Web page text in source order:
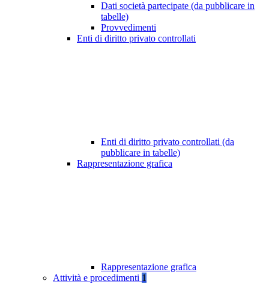
Dati società partecipate (da pubblicare in
tabelle)
Provvedimenti
Enti di diritto privato controllati
Enti di diritto privato controllati (da
pubblicare in tabelle)
Rappresentazione grafica
Rappresentazione grafica
Attività e procedimenti 1